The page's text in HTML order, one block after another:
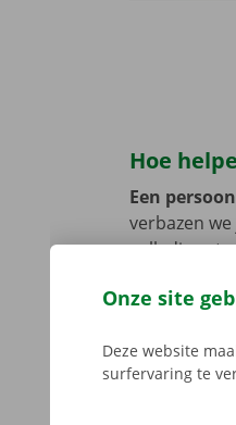
Hoe
Een
verbazen
volledige
vertoont. In
Onze site
Deze website
surfervaring te